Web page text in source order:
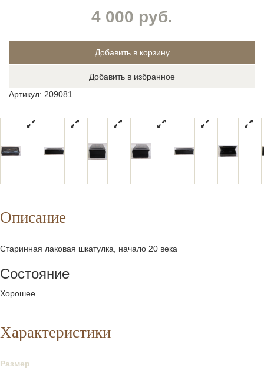
4 000 руб.
Добавить в избранное
Артикул: 209081
Описание
Старинная лаковая шкатулка, начало 20 века
Состояние
Хорошее
Характеристики
Размер